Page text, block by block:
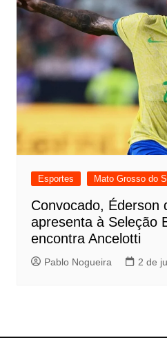
Esportes Mato Grosso do
Convocado, Éderson
apresenta à Seleção
encontra Ancelotti
Pablo Nogueira 2 de